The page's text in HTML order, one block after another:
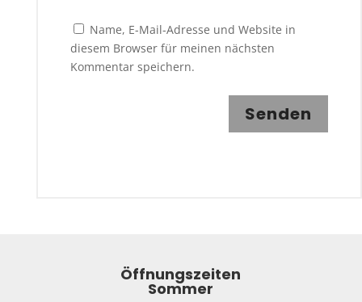
Name, E-Mail-Adresse und Website in
diesem Browser für meinen nächsten
Kommentar speichern.
Senden
Öffnungszeiten
Sommer